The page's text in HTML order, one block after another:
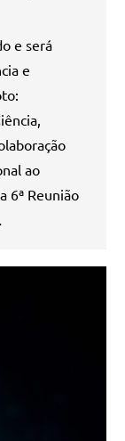
e será
e
ao
6ª Reunião